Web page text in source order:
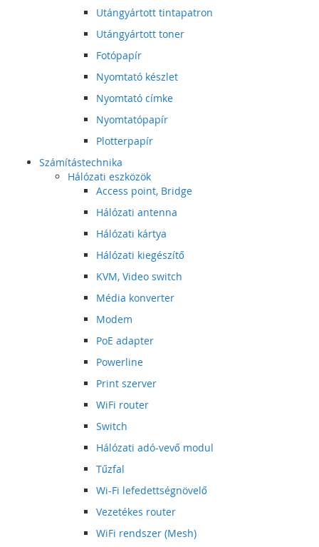
Utángyártott tintapatron
Utángyártott toner
Fotópapír
Nyomtató készlet
Nyomtató címke
Nyomtatópapír
Plotterpapír
Számítástechnika
Hálózati eszközök
Access point, Bridge
Hálózati antenna
Hálózati kártya
Hálózati kiegészítő
KVM, Video switch
Média konverter
Modem
PoE adapter
Powerline
Print szerver
WiFi router
Switch
Hálózati adó-vevő modul
Tűzfal
Wi-Fi lefedettségnövelő
Vezetékes router
WiFi rendszer (Mesh)